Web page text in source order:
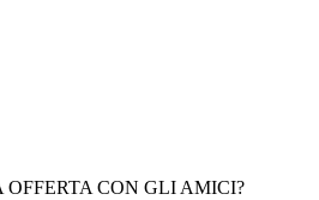
CON GLI AMICI?